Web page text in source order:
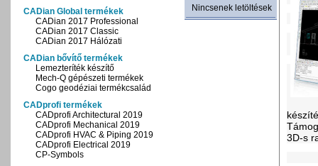
CADian Global termékek
CADian 2017 Professional
CADian 2017 Classic
CADian 2017 Hálózati
CADian bővítő termékek
Lemezteríték készítő
Mech-Q gépészeti termékek
Cogo geodéziai termékcsalád
CADprofi termékek
CADprofi Architectural 2019
CADprofi Mechanical 2019
CADprofi HVAC & Piping 2019
CADprofi Electrical 2019
CP-Symbols
Nincsenek letöltések
3D-s